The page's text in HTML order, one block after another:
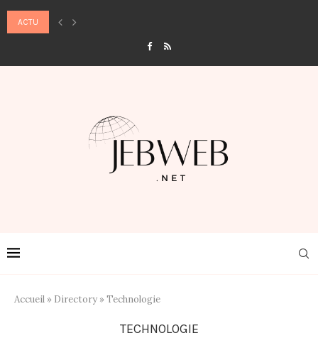
ACTU
6 CONSEILS POUR PRENDRE SOIN DES CHEVEUX DÉCOLORÉS À LA MAISON
Accueil » Directory »Technologie
TECHNOLOGIE